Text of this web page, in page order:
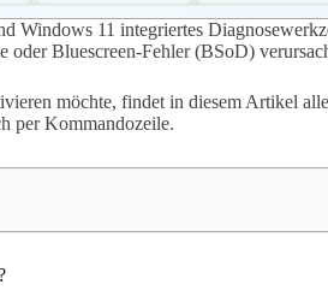
Windows 11 integriertes
oder Bluescreen-Fehler (BSoD)
möchte, findet in diesem Artikel
per Kommandozeile.